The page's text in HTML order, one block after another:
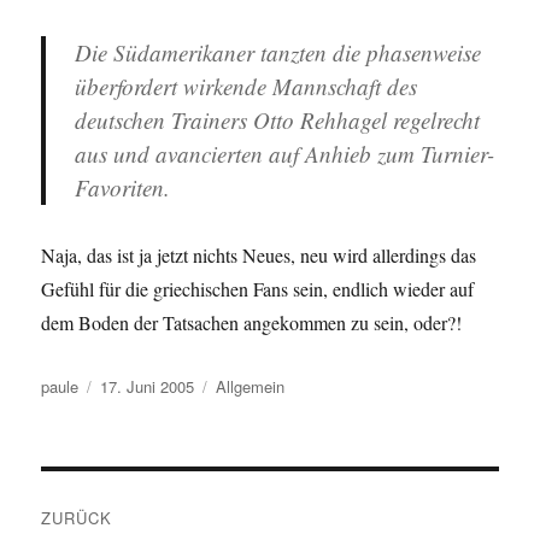
Die Südamerikaner tanzten die phasenweise
überfordert wirkende Mannschaft des
deutschen Trainers Otto Rehhagel regelrecht
aus und avancierten auf Anhieb zum Turnier-
Favoriten.
Naja, das ist ja jetzt nichts Neues, neu wird allerdings das
Gefühl für die griechischen Fans sein, endlich wieder auf
dem Boden der Tatsachen angekommen zu sein, oder?!
Autor
paule
Veröffentlicht
17. Juni 2005 Kategorien
Allgemein
ZURÜCK